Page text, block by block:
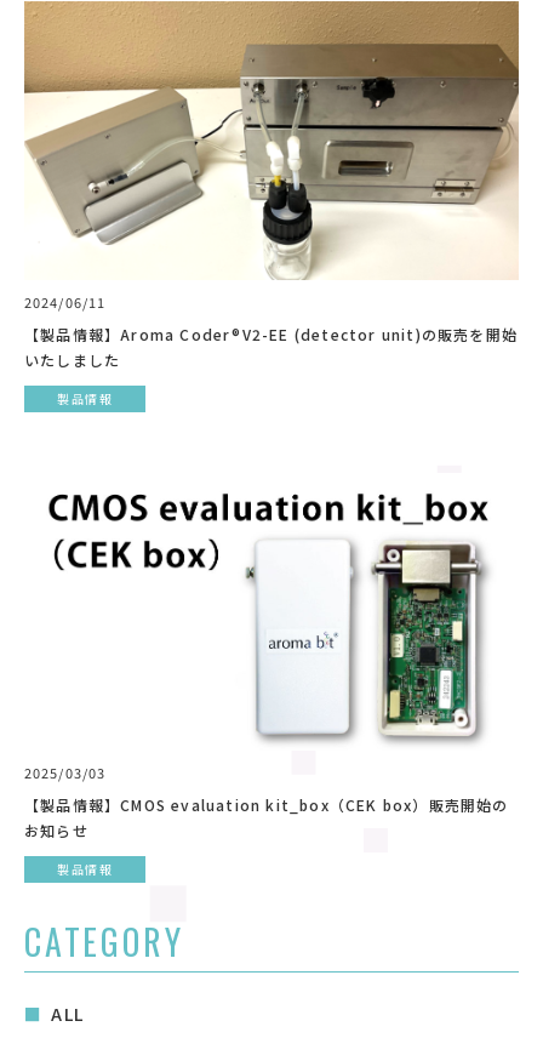
2024/06/11
【製品情報】Aroma Coder®V2-EE (detector unit)の販売を開始
いたしました
製品情報
2025/03/03
【製品情報】CMOS evaluation kit_box（CEK box）販売開始の
お知らせ
製品情報
CATEGORY
ALL